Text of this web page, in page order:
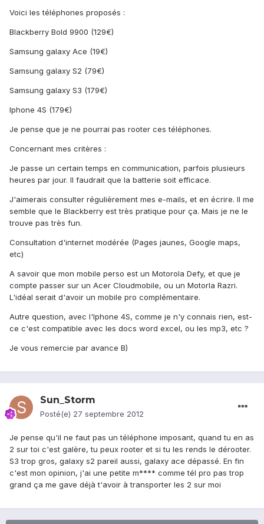
Voici les téléphones proposés :
Blackberry Bold 9900 (129€)
Samsung galaxy Ace (19€)
Samsung galaxy S2 (79€)
Samsung galaxy S3 (179€)
Iphone 4S (179€)
Je pense que je ne pourrai pas rooter ces téléphones.
Concernant mes critères :
Je passe un certain temps en communication, parfois plusieurs
heures par jour. Il faudrait que la batterie soit efficace.
J'aimerais consulter régulièrement mes e-mails, et en écrire. Il me
semble que le Blackberry est très pratique pour ça. Mais je ne le
trouve pas très fun.
Consultation d'internet modérée (Pages jaunes, Google maps,
etc)
A savoir que mon mobile perso est un Motorola Defy, et que je
compte passer sur un Acer Cloudmobile, ou un Motorla Razri.
L'idéal serait d'avoir un mobile pro complémentaire.
Autre question, avec l'Iphone 4S, comme je n'y connais rien, est-
ce c'est compatible avec les docs word excel, ou les mp3, etc ?
Je vous remercie par avance B)
Sun_Storm
Posté(e) 27 septembre 2012
Je pense qu'il ne faut pas un téléphone imposant, quand tu en as
2 sur toi c'est galère, tu peux rooter et si tu les rends le dérooter.
S3 trop gros, galaxy s2 pareil aussi, galaxy ace dépassé. En fin
c'est mon opinion, j'ai une petite m**** comme tél pro pas trop
grand ça me gave déjà t'avoir à transporter les 2 sur moi